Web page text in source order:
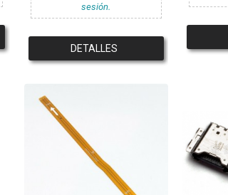
sesión.
DETALLES